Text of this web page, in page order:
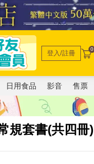
登入/註冊 0
日用食品 影音 售票
規套書(共四冊)